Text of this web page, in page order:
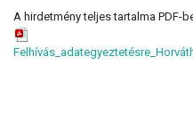
A hirdetmény teljes tartalma PDF-